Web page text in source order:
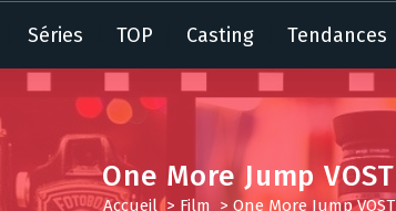
Séries TOP Casting Tendances
One More Jump VOST
Accueil> Film > One More Jump VOST